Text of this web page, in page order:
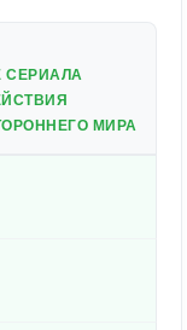
СЕРИАЛА
МИРА